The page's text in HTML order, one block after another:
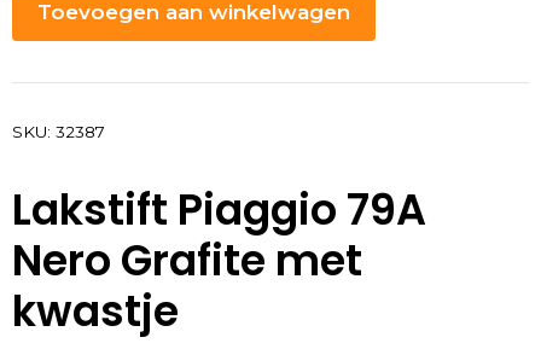
Toevoegen aan winkelwagen
SKU: 32387
Lakstift Piaggio 79A
Nero Grafite met
kwastje